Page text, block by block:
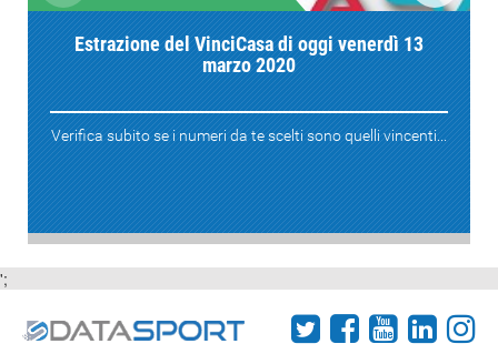
Estrazione del VinciCasa di oggi venerdì 13
marzo 2020
Verifica subito se i numeri da te scelti sono quelli vincenti...
';